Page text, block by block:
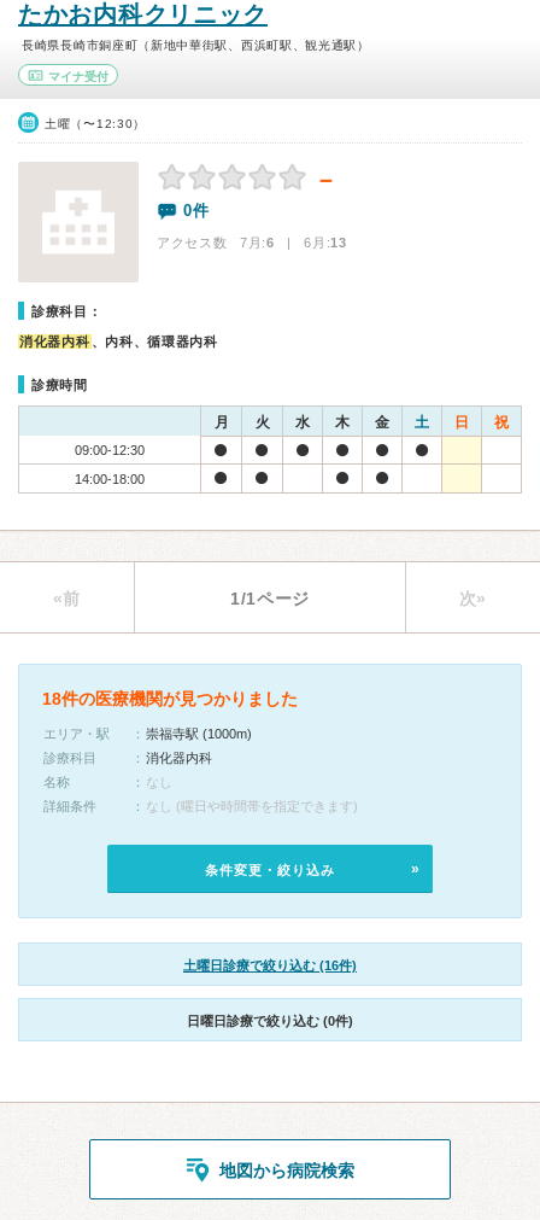
たかお内科クリニック
長崎県長崎市銅座町（新地中華街駅、西浜町駅、観光通駅）
マイナ受付
土曜（〜12:30）
－
0件
アクセス数 7月:6 | 6月:13
診療科目：
消化器内科 、内科、循環器内科
診療時間
月 火 水 木 金 土 日 祝
09:00-12:30
14:00-18:00
«前 1/1ページ 次»
18件の医療機関が見つかりました
エリア・駅
崇福寺駅 (1000m)
診療科目
消化器内科
名称
なし
詳細条件
なし (曜日や時間帯を指定できます)
条件変更・絞り込み
土曜日診療で絞り込む (16件)
日曜日診療で絞り込む (0件)
地図から病院検索